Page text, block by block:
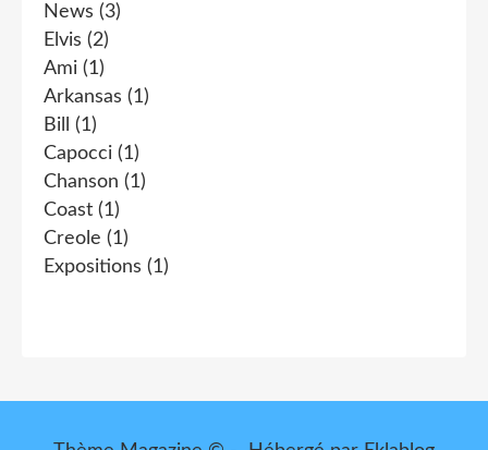
News (3)
Elvis (2)
Ami (1)
Arkansas (1)
Bill
(1)
Capocci (1)
Chanson (1)
Coast (1)
Creole (1)
Expositions (1)